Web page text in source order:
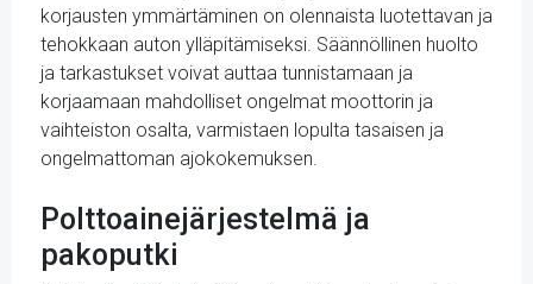
korjausten ymmärtäminen on olennaista luotettavan ja
tehokkaan auton ylläpitämiseksi. Säännöllinen huolto
ja tarkastukset voivat auttaa tunnistamaan ja
korjaamaan mahdolliset ongelmat moottorin ja
vaihteiston osalta, varmistaen lopulta tasaisen ja
ongelmattoman ajokokemuksen.
Polttoainejärjestelmä ja
pakoputki